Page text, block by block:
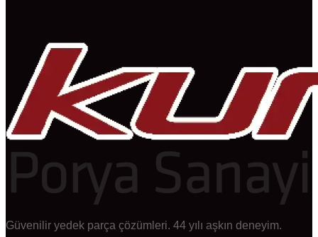
Güvenilir yedek parça çözümleri. 44 yılı aşkın deneyim.